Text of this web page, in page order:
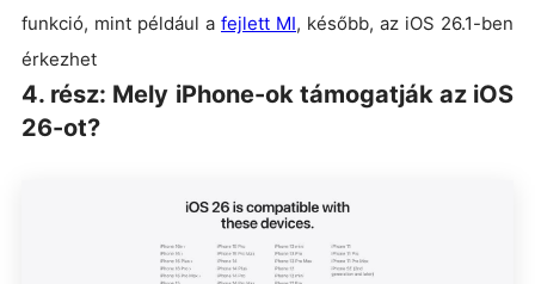
funkció, mint például a fejlett MI, később, az iOS 26.1-ben
érkezhet
4. rész: Mely iPhone-ok támogatják az iOS
26-ot?